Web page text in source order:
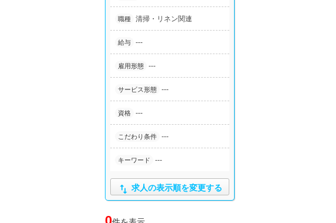
職種 清掃・リネン関連
給与 ---
雇用形態 ---
サービス形態 ---
資格 ---
こだわり条件 ---
キーワード ---
 求人の表示順を変更する